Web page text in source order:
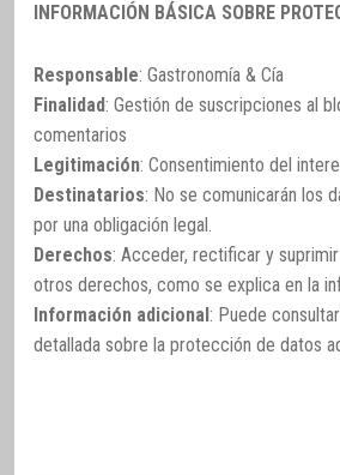
INFORMACIÓN BÁSICA SOBRE
Responsable: Gastronomía & Cía
Finalidad: Gestión de suscripciones al
comentarios
Legitimación: Consentimiento del
Destinatarios: No se comunicarán los
por una obligación legal.
Derechos: Acceder, rectificar y
otros derechos, como se explica en la
Información adicional : Puede
detallada sobre la protección de datos